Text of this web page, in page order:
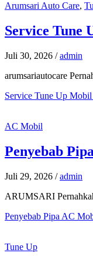
Arumsari Auto Care,
Service Tune
Juli 30, 2026 /admin
arumsariautocare
Service Tune Up
AC Mobil
Penyebab
Juli 29, 2026 /admin
ARUMSARI
Penyebab Pipa AC
Tune Up